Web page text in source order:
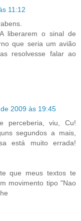
11:12
liberarem o sinal de
que seria um avião
resolvesse falar ao
2009 às 19:45
perceberia, viu, Cu!
segundos a mais,
está muito errada!
que meus textos te
movimento tipo "Nao